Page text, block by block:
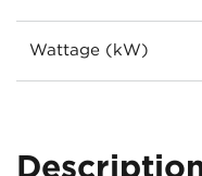
Wattage (kW)